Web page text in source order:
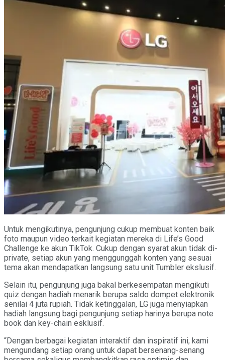
Untuk mengikutinya, pengunjung cukup membuat konten baik
foto maupun video terkait kegiatan mereka di Life’s Good
Challenge ke akun TikTok. Cukup dengan syarat akun tidak di-
private, setiap akun yang menggunggah konten yang sesuai
tema akan mendapatkan langsung satu unit Tumbler ekslusif.
Selain itu, pengunjung juga bakal berkesempatan mengikuti
quiz dengan hadiah menarik berupa saldo dompet elektronik
senilai 4 juta rupiah. Tidak ketinggalan, LG juga menyiapkan
hadiah langsung bagi pengunjung setiap harinya berupa note
book dan key-chain esklusif.
“Dengan berbagai kegiatan interaktif dan inspiratif ini, kami
mengundang setiap orang untuk dapat bersenang-senang